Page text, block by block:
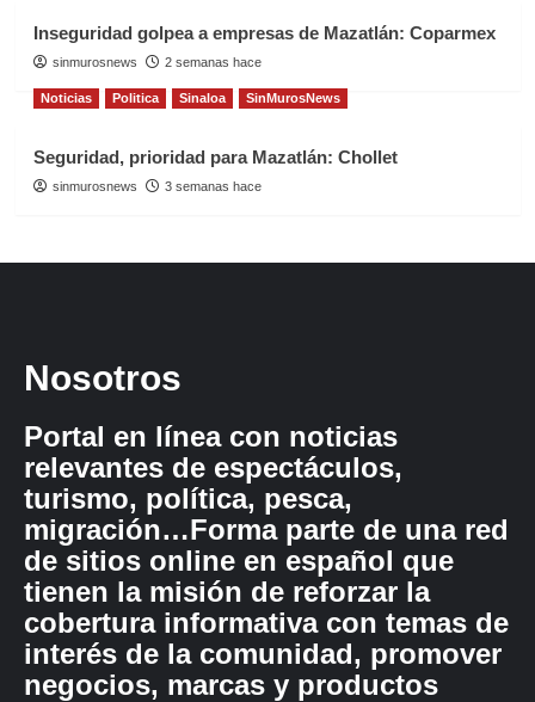
Inseguridad golpea a empresas de Mazatlán: Coparmex
sinmurosnews 2 semanas hace
Noticias Politica Sinaloa SinMurosNews
Seguridad, prioridad para Mazatlán: Chollet
sinmurosnews 3 semanas hace
Nosotros
Portal en línea con noticias
relevantes de espectáculos,
turismo, política, pesca,
migración…Forma parte de una red
de sitios online en español que
tienen la misión de reforzar la
cobertura informativa con temas de
interés de la comunidad, promover
negocios, marcas y productos